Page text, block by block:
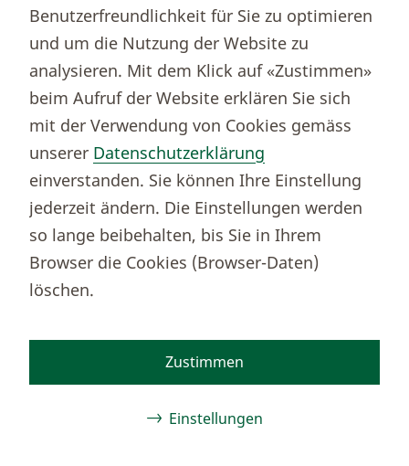
Börsenportal Yourmoney
Thurgauer Kantonalbank
Bankenclearingnr.
784
BIC (SWIFT)
KBTGCH22
Weitere TKB Nummern
Rechtliche Hinweise
Barrierefreiheit
Cookie-Einstellungen
FacebookInstagram
TikTokYoutube
© 2026 Thurgauer Kantonalbank
Benutzerfreundlichkeit für Sie zu optimieren
und um die Nutzung der Website zu
analysieren. Mit dem Klick auf «Zustimmen»
beim Aufruf der Website erklären Sie sich
mit der Verwendung von Cookies gemäss
unserer Datenschutzerklärung
einverstanden. Sie können Ihre Einstellung
jederzeit ändern. Die Einstellungen werden
so lange beibehalten, bis Sie in Ihrem
Browser die Cookies (Browser-Daten)
löschen.
Einstellungen
Zustimmen